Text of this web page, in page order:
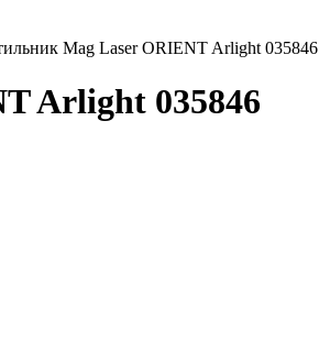
Mag Laser ORIENT Arlight 035846
Arlight 035846